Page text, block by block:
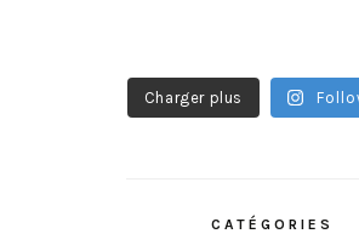
Charger plus
CATÉGORIES